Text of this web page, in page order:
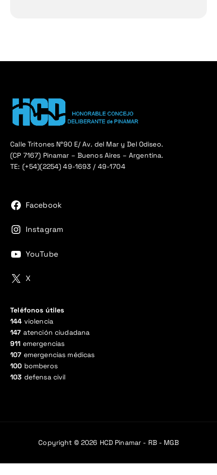
Calle Tritones N°90 E/ Av. del Mar y Del Odiseo.
(CP 7167) Pinamar – Buenos Aires – Argentina.
TE: (+54)(2254) 49-1693 / 49-1704
Facebook
Instagram
YouTube
X
Teléfonos útiles
144 violencia
147 atención ciudadana
911 emergencias
107 emergencias médicas
100 bomberos
103 defensa civil
Copyright © 2026 HCD Pinamar - RB - MGB